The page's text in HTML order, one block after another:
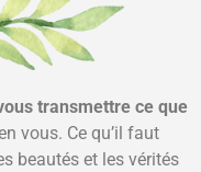
transmettre ce que
vous. Ce qu’il faut
beautés et les vérités